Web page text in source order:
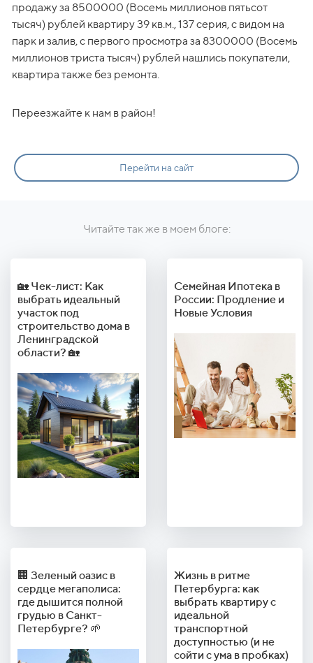
продажу за 8500000 (Восемь миллионов пятьсот
тысяч) рублей квартиру 39 кв.м., 137 серия, с видом на
парк и залив, с первого просмотра за 8300000 (Восемь
миллионов триста тысяч) рублей нашлись покупатели,
квартира также без ремонта.
Переезжайте к нам в район!
Перейти на сайт
Читайте так же в моем блоге:
🏡 Чек-лист: Как
выбрать идеальный
участок под
строительство дома в
Ленинградской
области? 🏡
Семейная Ипотека в
России: Продление и
Новые Условия
🏢 Зеленый оазис в
сердце мегаполиса:
где дышится полной
грудью в Санкт-
Петербурге? 🌱
Жизнь в ритме
Петербурга: как
выбрать квартиру с
идеальной
транспортной
доступностью (и не
сойти с ума в пробках)